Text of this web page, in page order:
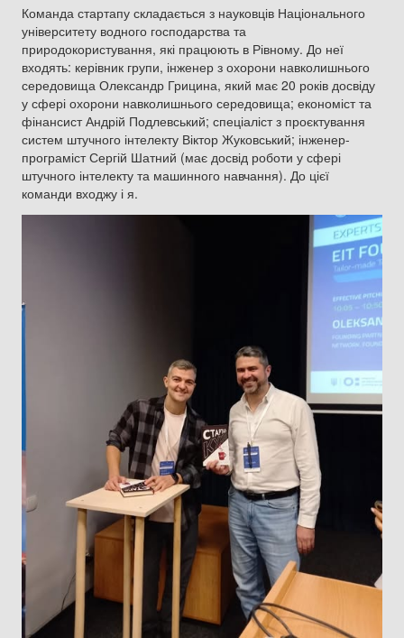
Команда стартапу складається з науковців Національного
університету водного господарства та
природокористування, які працюють в Рівному. До неї
входять: керівник групи, інженер з охорони навколишнього
середовища Олександр Грицина, який має 20 років досвіду
у сфері охорони навколишнього середовища; економіст та
фінансист Андрій Подлевський; спеціаліст з проєктування
систем штучного інтелекту Віктор Жуковський; інженер-
програміст Сергій Шатний (має досвід роботи у сфері
штучного інтелекту та машинного навчання). До цієї
команди входжу і я.